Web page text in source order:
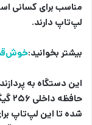
مناسب برای کسانی
لپ‌تاپ دارند.
بیشتر بخوانید:
شده تا این لپ‌تاپ